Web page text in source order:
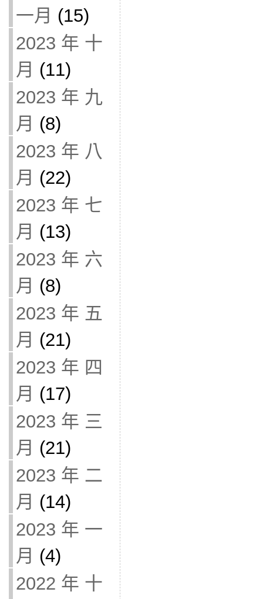
一月 (15)
2023 年 十
月 (11)
2023 年 九
月 (8)
2023 年 八
月 (22)
2023 年 七
月 (13)
2023 年 六
月 (8)
2023 年 五
月 (21)
2023 年 四
月 (17)
2023 年 三
月 (21)
2023 年 二
月 (14)
2023 年 一
月 (4)
2022 年 十